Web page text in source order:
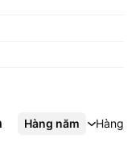
Hàng năm Hàng
Xem thêm